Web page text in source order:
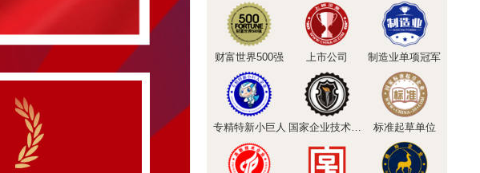
财富世界500强 上市公司 制造业单项冠军
专精特新小巨人 国家企业技术中心 标准起草单位